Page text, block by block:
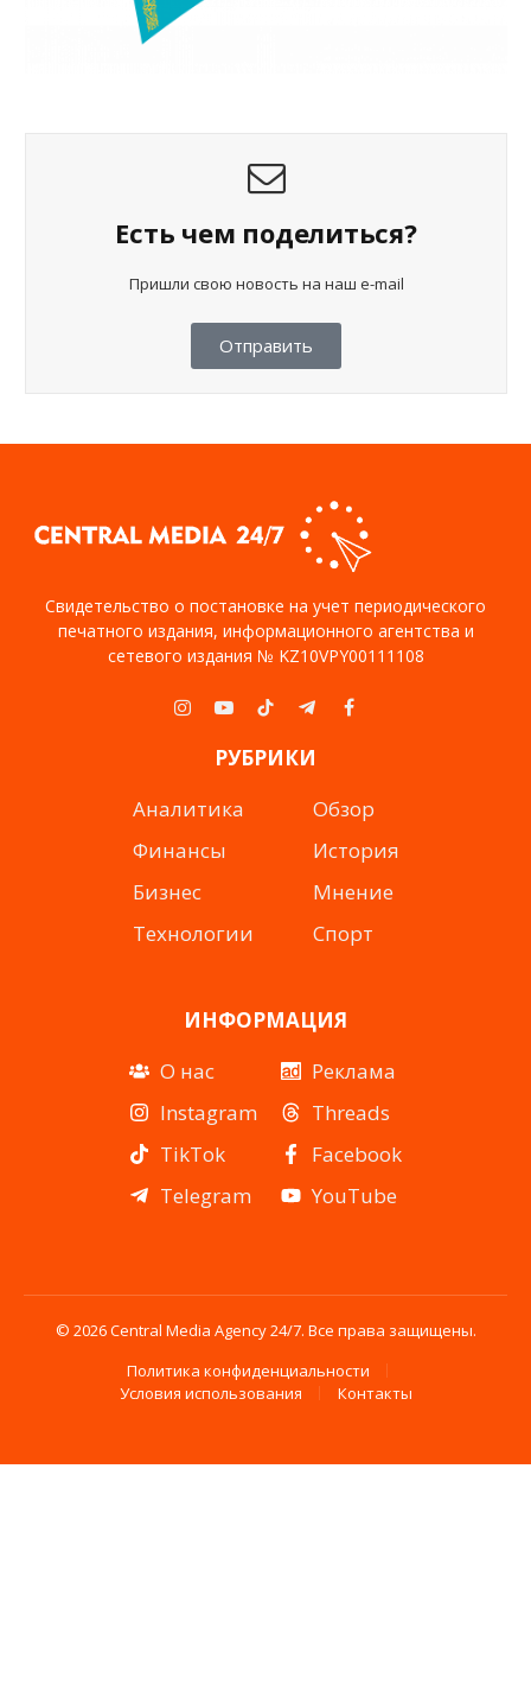
Есть чем поделиться?
Пришли свою новость на наш e-mail
Отправить
Свидетельство о постановке на учет периодического
печатного издания, информационного агентства и
сетевого издания № KZ10VPY00111108
Instagram
YouTubeTikTokTelegramFacebook
РУБРИКИ
Аналитика
Финансы
Бизнес
Технологии
Обзор
История
Мнение
Спорт
ИНФОРМАЦИЯ
О нас
Instagram
TikTok
Telegram
Реклама
Threads
Facebook
YouTube
© 2026 Central Media Agency 24/7. Все права защищены.
Политика конфиденциальности
Условия использования
Контакты